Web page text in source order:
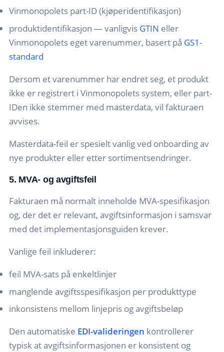
Vinmonopolets part-ID (kjøperidentifikasjon)
produktidentifikasjon — vanligvis GTIN eller
Vinmonopolets eget varenummer, basert på GS1-
standard
Dersom et varenummer har endret seg, et produkt
ikke er registrert i Vinmonopolets system, eller part-
IDen ikke stemmer med masterdata, vil fakturaen
avvises.
Masterdata-feil er spesielt vanlig ved onboarding av
nye produkter eller etter sortimentsendringer.
5. MVA- og avgiftsfeil
Fakturaen må normalt inneholde MVA-spesifikasjon
og, der det er relevant, avgiftsinformasjon i samsvar
med det implementasjonsguiden krever.
Vanlige feil inkluderer:
feil MVA-sats på enkeltlinjer
manglende avgiftsspesifikasjon per produkttype
inkonsistens mellom linjepris og avgiftsbeløp
Den automatiske EDI-valideringen kontrollerer
typisk at avgiftsinformasjonen er konsistent og